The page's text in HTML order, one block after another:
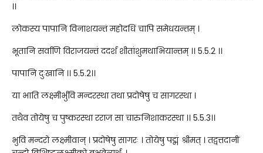
।।
लोकस्य पापानि विनाशयन्तं महोदधिं चापि समेधयन्तम् ।
भूतानि सर्वाणि विराजयन्तं ददर्श शीतांशुमथाभियान्तम् ।। 5.5.2 ।।
पापानि दुःखानि ।। 5.5.2।।
या भाति लक्ष्मीर्भुवि मन्दरस्था तथा प्रदोषेषु च सागरस्था ।
तथैव तोयेषु च पुष्करस्था रराज सा चारुनिशाकरस्था ।। 5.5.3।।
भुवि मन्दरो लक्ष्मीवान् । प्रदोषेषु सागरः । तोयेषु पद्मं श्रीमत् । तद्वत्तदानीं